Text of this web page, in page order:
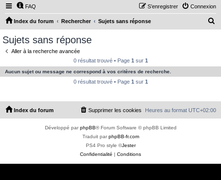
FAQ Connexion
S’enregistrer
Index du forum Rechercher Sujets sans réponse
e
h
Sujets sans réponse
Aller à la recherche avancée
0 résultat trouvé • Page 1 sur 1
Aucun sujet ou message ne correspond à vos critères de recherche.
0 résultat trouvé • Page 1 sur 1
Index du forum Heures au format UTC+02:00
Supprimer les cookies
Développé parphpBB® Forum Software © phpBB Limited
Traduit parphpBB-fr.com
PS4 Pro style ©Jester
Confidentialité | Conditions